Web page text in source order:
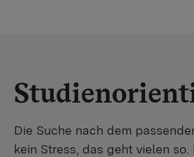
Die Suche nach dem
kein Stress, das geht vielen